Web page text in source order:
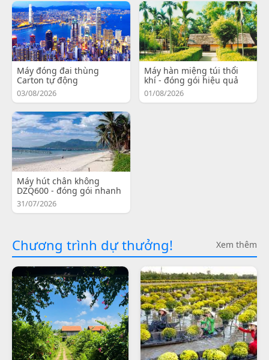
Máy đóng đai thùng
Carton tự động
03/08/2026
Máy hàn miệng túi thổi
khí - đóng gói hiệu quả
01/08/2026
Máy hút chân không
DZQ600 - đóng gói nhanh
31/07/2026
Chương trình dự thưởng! Xem thêm